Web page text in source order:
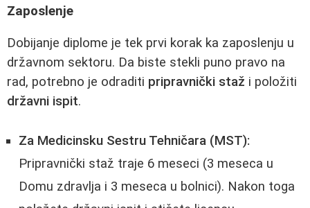
Zaposlenje
Dobijanje diplome je tek prvi korak ka zaposlenju u
državnom sektoru. Da biste stekli puno pravo na
rad, potrebno je odraditi pripravnički staž i položiti
državni ispit.
Za Medicinsku Sestru Tehničara (MST):
Pripravnički staž traje 6 meseci (3 meseca u
Domu zdravlja i 3 meseca u bolnici). Nakon toga